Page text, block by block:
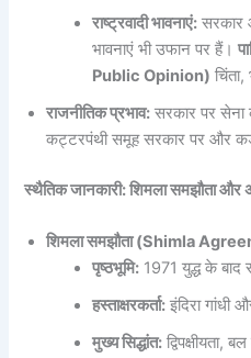
राष्ट्रवादी भावनाएं: सरकार
भावनाएं भी उफान पर हैं।
Public Opinion)
राजनीतिक प्रभाव: सरकार पर सेना
कट्टरपंथी समूह सरकार पर और
स्थैतिक जानकारी: शिमला समझौता और
शिमला समझौता (Shimla
पृष्ठभूमि: 1971 युद्ध के बाद
हस्ताक्षरकर्ता: इंदिरा गांधी
मुख्य सिद्धांत: द्विपक्षीयता,